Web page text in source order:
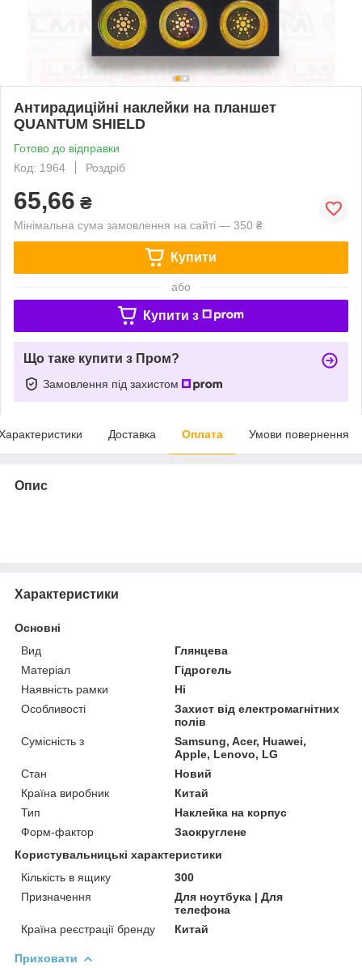
Антирадиційні наклейки на планшет
QUANTUM SHIELD
Готово до відправки
Код: 1964
Роздріб
65,66 ₴
Мінімальна сума замовлення на сайті — 350 ₴
Купити
або
Купити з
Що таке купити з Пром?
Замовлення під захистом
Доставка Оплата Умови повернення
Опис
Характеристики
Основні
Вид
Глянцева
Матеріал
Гідрогель
Наявність рамки
Ні
Особливості
Захист від електромагнітних
полів
Сумісність з
Samsung, Acer, Huawei,
Apple, Lenovo, LG
Стан
Новий
Країна виробник
Китай
Тип
Наклейка на корпус
Форм-фактор
Заокруглене
Користувальницькі характеристики
Кількість в ящику
300
Призначення
Для ноутбука | Для
телефона
Країна реєстрації бренду
Китай
Приховати